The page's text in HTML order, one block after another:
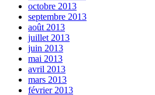
octobre 2013
septembre 2013
août 2013
juillet 2013
juin 2013
mai 2013
avril 2013
mars 2013
février 2013